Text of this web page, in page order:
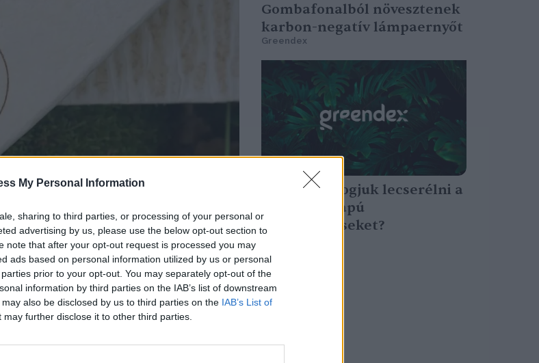
My Personal Information
sharing to third parties, or processing of your personal or
advertising by us, please use the below opt-out section to
note that after your opt-out request is processed you may
ads based on personal information utilized by us or personal
prior to your opt-out. You may separately opt-out of the
information by third parties on the IAB’s list of downstream
also be disclosed by us to third parties on the IAB’s List of
may further disclose it to other third parties.
már nem
majd a
Gombafonalból növesztenek
karbon-negatív lámpaernyőt
Greendex
Gombával fogjuk lecserélni a
műanyagalapú
hőszigeteléseket?